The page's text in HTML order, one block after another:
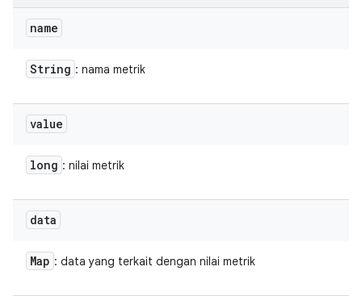
name
String : nama metrik
value
long : nilai metrik
data
Map : data yang terkait dengan nilai metrik